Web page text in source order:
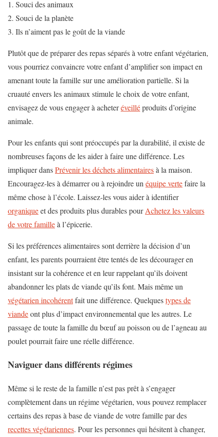
Souci des animaux
Souci de la planète
Ils n’aiment pas le goût de la viande
Plutôt que de préparer des repas séparés à votre enfant végétarien,
vous pourriez convaincre votre enfant d’amplifier son impact en
amenant toute la famille sur une amélioration partielle. Si la
cruauté envers les animaux stimule le choix de votre enfant,
envisagez de vous engager à acheteréveilléproduits d’origine
animale.
Pour les enfants qui sont préoccupés par la durabilité, il existe de
nombreuses façons de les aider à faire une différence. Les
impliquer dansPrévenir les déchets alimentairesà la maison.
Encouragez-les à démarrer ou à rejoindre un équipe vertefaire la
même chose à l’école. Laissez-les vous aider à identifier
organiqueet des produits plus durables pourAchetez les valeurs
de votre familleà l’épicerie.
Si les préférences alimentaires sont derrière la décision d’un
enfant, les parents pourraient être tentés de les décourager en
insistant sur la cohérence et en leur rappelant qu’ils doivent
abandonner les plats de viande qu’ils font. Mais même un
végétarien incohérentfait une différence. Quelquestypes de
viandeont plus d’impact environnemental que les autres. Le
passage de toute la famille du bœuf au poisson ou de l’agneau au
poulet pourrait faire une réelle différence.
Naviguer dans différents régimes
Même si le reste de la famille n’est pas prêt à s’engager
complètement dans un régime végétarien, vous pouvez remplacer
certains des repas à base de viande de votre famille par des
recettes végétariennes. Pour les personnes qui hésitent à changer,